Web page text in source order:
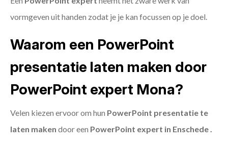
vormgeven uit handen zodat je je kan focussen op je doel.
Waarom een PowerPoint
presentatie laten maken door
PowerPoint expert Mona?
Velen kiezen ervoor om hun PowerPoint presentatie te
laten maken door een PowerPoint expert in Enschede .